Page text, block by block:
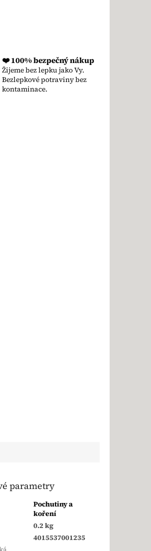
❤️ 100% bezpečný nákup
Žijeme bez lepku jako Vy.
Bezlepkové potraviny bez
kontaminace.
parametry
Pochutiny a
koření
0.2 kg
4015537001235